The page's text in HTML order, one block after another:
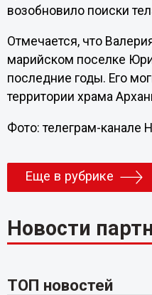
возобновило поиски
Отмечается, что
марийском поселке
последние годы. Его
территории храма
Фото: телеграм-канале
Еще в рубрике
Новости
ТОП новостей